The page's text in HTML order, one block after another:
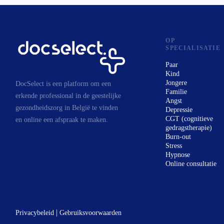
therapie, de psycho-educatieve benadering,
evenals door moderne benaderingen zoals
MBSR (mindfulness), EFT (Emotional Freedom
Techniques), kinesiologie en psycho-somato-
emotionele therapie.
Wat gezinscoaching betreft, komt bij mijn
professionele persoonlijkheid ook de
DocSelect is een platform om een
erkende professional in de geestelijke
gezondheidszorg in België te vinden
en online een afspraak te maken.
OP
SPECIALISATIE
Paar
Kind
Jongere
Familie
Angst
Depressie
CGT (cognitieve
gedragstherapie)
Burn-out
Stress
Hypnose
Online consultatie
Privacybeleid |Gebruiksvoorwaarden